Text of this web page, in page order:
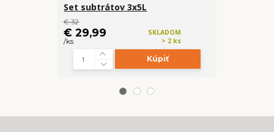
Set subtrátov 3x5L
€ 32
€ 29,99
/ks
SKLADOM
> 2 ks
Kúpiť